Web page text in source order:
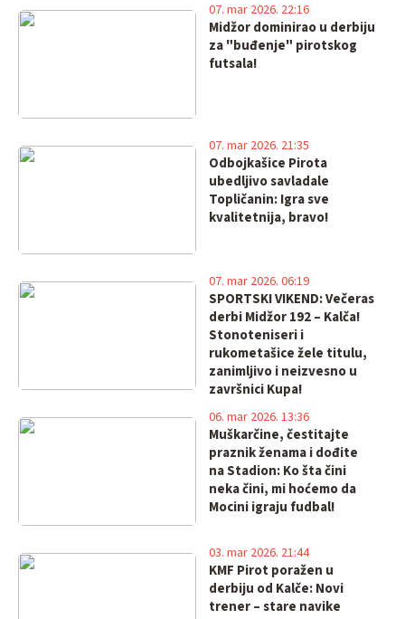
Midžor dominirao u derbiju
za "buđenje" pirotskog
futsala!
07. mar 2026. 22:16
Odbojkašice Pirota
ubedljivo savladale
Topličanin: Igra sve
kvalitetnija, bravo!
07. mar 2026. 21:35
SPORTSKI VIKEND: Večeras
derbi Midžor 192 – Kalča!
Stonoteniseri i
rukometašice žele titulu,
zanimljivo i neizvesno u
završnici Kupa!
07. mar 2026. 06:19
Muškarčine, čestitajte
praznik ženama i dođite
na Stadion: Ko šta čini
neka čini, mi hoćemo da
Mocini igraju fudbal!
06. mar 2026. 13:36
KMF Pirot poražen u
derbiju od Kalče: Novi
trener – stare navike
03. mar 2026. 21:44